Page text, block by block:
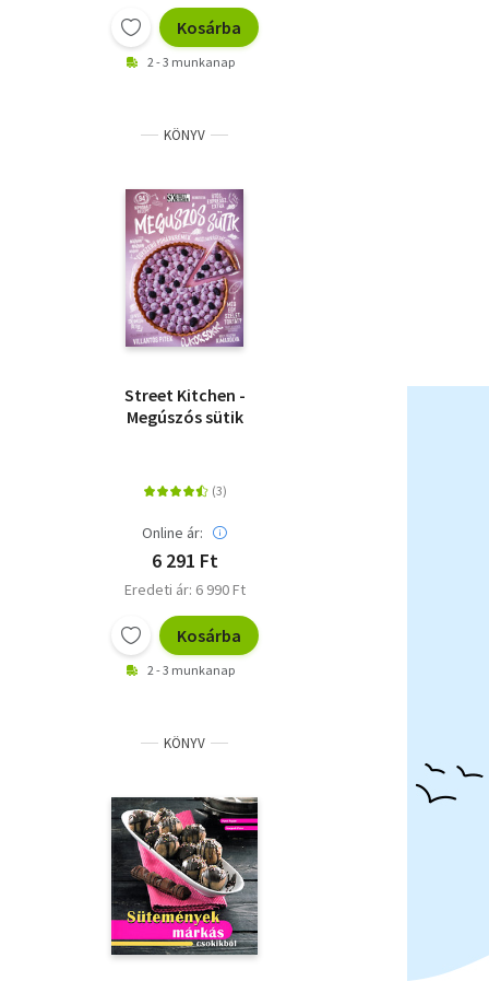
Kosárba
2 - 3 munkanap
KÖNYV
Street Kitchen -
Megúszós sütik
Online ár:
6 291 Ft
Eredeti ár: 6 990 Ft
Kosárba
2 - 3 munkanap
KÖNYV